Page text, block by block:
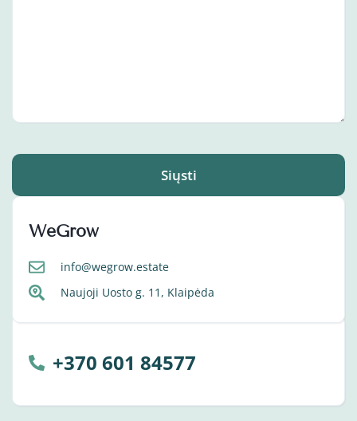
Siųsti
WeGrow
info@wegrow.estate
Naujoji Uosto g. 11, Klaipėda
+370 601 84577